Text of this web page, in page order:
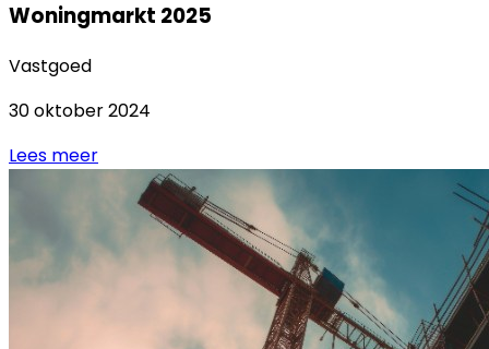
Woningmarkt 2025
Vastgoed
30 oktober 2024
Lees meer